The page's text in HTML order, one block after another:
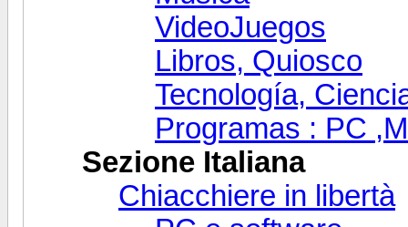
VideoJuegos
Libros, Quiosco
Tecnología,
Programas : PC
Sezione Italiana
Chiacchiere in libertà